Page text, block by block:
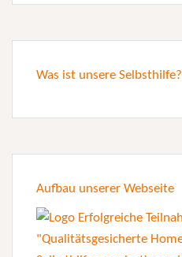
Was ist unsere Selbsthilfe?
Aufbau unserer Webseite